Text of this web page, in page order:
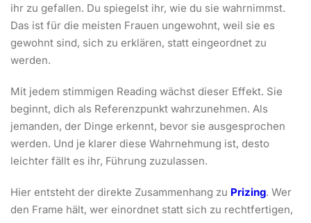
ihr zu gefallen. Du spiegelst ihr, wie du sie wahrnimmst.
Das ist für die meisten Frauen ungewohnt, weil sie es
gewohnt sind, sich zu erklären, statt eingeordnet zu
werden.
Mit jedem stimmigen Reading wächst dieser Effekt. Sie
beginnt, dich als Referenzpunkt wahrzunehmen. Als
jemanden, der Dinge erkennt, bevor sie ausgesprochen
werden. Und je klarer diese Wahrnehmung ist, desto
leichter fällt es ihr, Führung zuzulassen.
Hier entsteht der direkte Zusammenhang zu Prizing. Wer
den Frame hält, wer einordnet statt sich zu rechtfertigen,